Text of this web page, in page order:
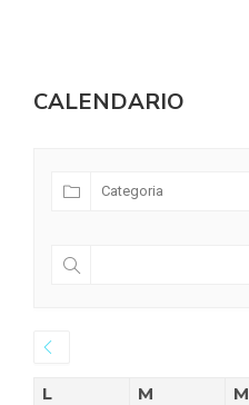
CALENDARIO
L M M